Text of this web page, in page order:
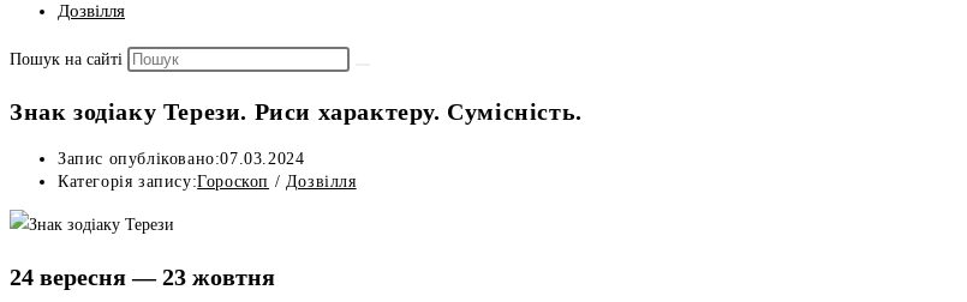
Дозвілля
Пошук на сайті
Знак зодіаку Терези. Риси характеру. Сумісність.
Запис опубліковано:07.03.2024
Категорія запису:Гороскоп / Дозвілля
24 вересня — 23 жовтня